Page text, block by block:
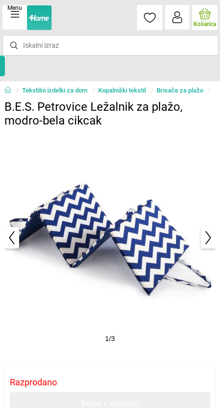
Menu
Košarica
Tekstilni izdelki za dom Kopalniški tekstil Brisače za plažo
B.E.S. Petrovice Ležalnik za plažo,
modro-bela cikcak
1/3
Razprodano